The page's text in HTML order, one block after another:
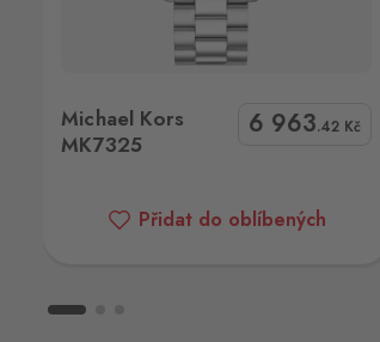
Hevlín
Laa an der Thaya
Hevlín 459, Hevlín,
Hřensko
Kraslice
Michael Kors
MK7325
6 963.42 Kč
Přidat do oblíbených